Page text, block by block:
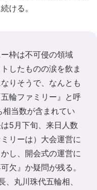
ける。
枠は不可侵の領域
したものの涙を飲ま
りそうで、なんとも
輪ファミリー』と呼
当数が含まれてい
5月下旬、来日人数
リーは）大会運営に
し、開会式の運営に
欠』か疑問が残る。
丸川珠代五輪相、